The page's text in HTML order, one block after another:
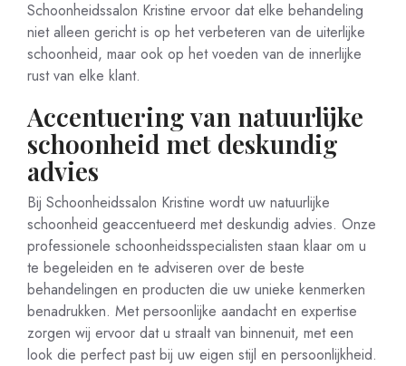
Schoonheidssalon Kristine ervoor dat elke behandeling
niet alleen gericht is op het verbeteren van de uiterlijke
schoonheid, maar ook op het voeden van de innerlijke
rust van elke klant.
Accentuering van natuurlijke
schoonheid met deskundig
advies
Bij Schoonheidssalon Kristine wordt uw natuurlijke
schoonheid geaccentueerd met deskundig advies. Onze
professionele schoonheidsspecialisten staan klaar om u
te begeleiden en te adviseren over de beste
behandelingen en producten die uw unieke kenmerken
benadrukken. Met persoonlijke aandacht en expertise
zorgen wij ervoor dat u straalt van binnenuit, met een
look die perfect past bij uw eigen stijl en persoonlijkheid.